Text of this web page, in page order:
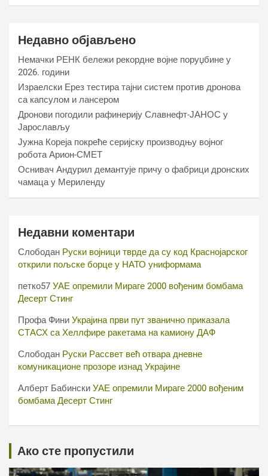
Недавно објављено
Немачки РЕНК бележи рекордне војне поруџбине у
2026. години
Израелски Ерез тестира тајни систем против дронова
са капсулом и лансером
Дронови погодили рафинерију Славнефт-ЈАНОС у
Јарослављу
Јужна Кореја покреће серијску производњу војног
робота Арион-СМЕТ
Оснивач Андурил демантује причу о фабрици дронских
чамаца у Мериленду
Недавни коментари
Слободан Руски војници тврде да су код Краснојарског
открили пољске борце у НАТО униформама
петко57 УАЕ опремили Мираге 2000 вођеним бомбама
Десерт Стинг
Профа Фини Украјина први пут званично приказала
СТАСХ са Хеллфире ракетама на камиону ДАФ
Слободан Руски Рассвет већ отвара дневне
комуникационе прозоре изнад Украјине
Алберт Бабински УАЕ опремили Мираге 2000 вођеним
бомбама Десерт Стинг
Ако сте пропустили